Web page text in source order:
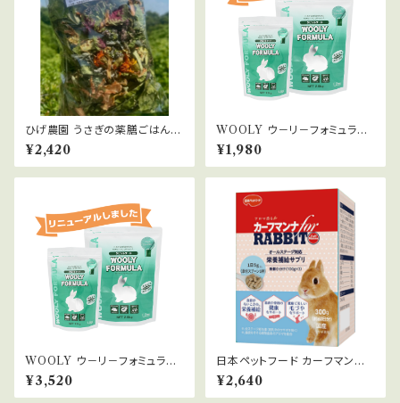
ひげ農園 うさぎの薬膳ごはん
お徳用120g
¥2,420
WOOLY ウ－リ－フォミュラー
1.3kg
¥1,980
WOOLY ウ－リ－フォミュラー
2.6kg
¥3,520
日本ペットフード カーフマンナ
300g
¥2,640